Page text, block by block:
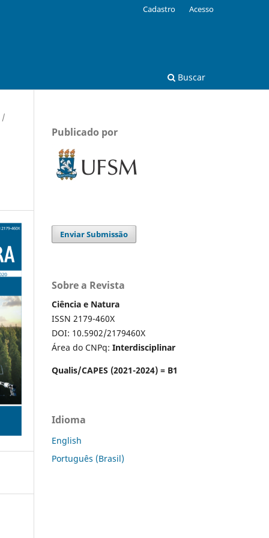
Buscar
Cadastro Acesso
/
Publicado por
Enviar Submissão
Sobre a Revista
Ciência e Natura
ISSN 2179-460X
DOI: 10.5902/2179460X
Área do CNPq: Interdisciplinar
Qualis/CAPES (2021-2024) = B1
Idioma
English
Português (Brasil)